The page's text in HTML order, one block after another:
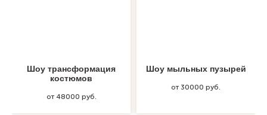
Шоу трансформация
костюмов
от 48000 руб.
Шоу мыльных пузырей
от 30000 руб.